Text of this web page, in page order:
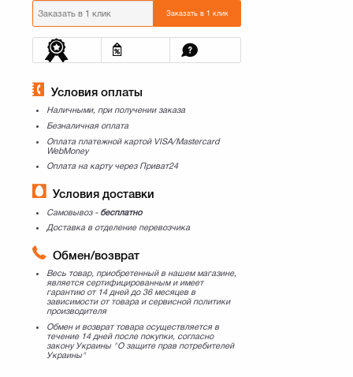
Заказать в 1 клик
Условия оплаты
Наличными, при получении заказа
Безналичная оплата
Оплата платежной картой VISA/Mastercard
WebMoney
Оплата на карту через Приват24
Условия доставки
Самовывоз - бесплатно
Доставка в отделение перевозчика
Обмен/возврат
Весь товар, приобретенный в нашем магазине,
является сертифицированным и имеет
гарантию от 14 дней до 36 месяцев в
зависимости от товара и сервисной политики
производителя
Обмен и возврат товара осуществляется в
течение 14 дней после покупки, согласно
закону Украины "О защите прав потребителей
Украины"